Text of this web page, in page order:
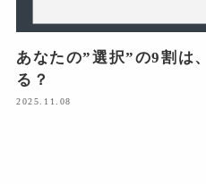
あなたの”選択”の9割は
る？
2025.11.08